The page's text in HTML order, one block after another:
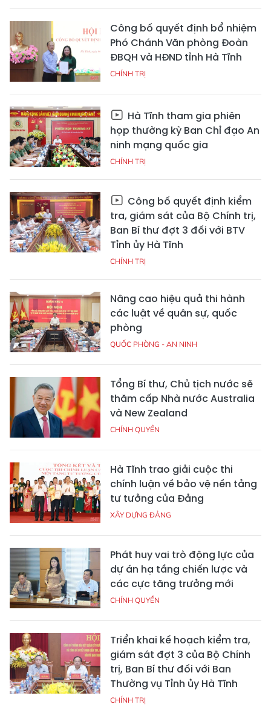
Công bố quyết định bổ nhiệm
Phó Chánh Văn phòng Đoàn
ĐBQH và HĐND tỉnh Hà Tĩnh
CHÍNH TRỊ
Hà Tĩnh tham gia phiên
họp thường kỳ Ban Chỉ đạo An
ninh mạng quốc gia
CHÍNH TRỊ
Công bố quyết định kiểm
tra, giám sát của Bộ Chính trị,
Ban Bí thư đợt 3 đối với BTV
Tỉnh ủy Hà Tĩnh
CHÍNH TRỊ
Nâng cao hiệu quả thi hành
các luật về quân sự, quốc
phòng
QUỐC PHÒNG - AN NINH
Tổng Bí thư, Chủ tịch nước sẽ
thăm cấp Nhà nước Australia
và New Zealand
CHÍNH QUYỀN
Hà Tĩnh trao giải cuộc thi
chính luận về bảo vệ nền tảng
tư tưởng của Đảng
XÂY DỰNG ĐẢNG
Phát huy vai trò động lực của
dự án hạ tầng chiến lược và
các cực tăng trưởng mới
CHÍNH QUYỀN
Triển khai kế hoạch kiểm tra,
giám sát đợt 3 của Bộ Chính
trị, Ban Bí thư đối với Ban
Thường vụ Tỉnh ủy Hà Tĩnh
CHÍNH TRỊ